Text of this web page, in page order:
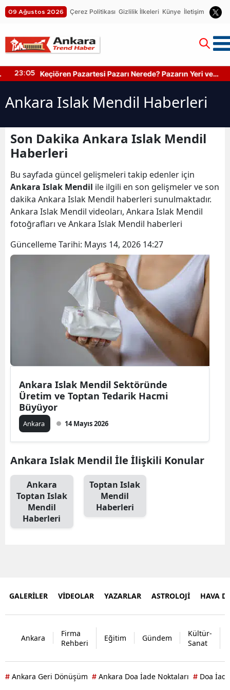
09 Ağustos 2026 Çerez Politikası Gizlilik İlkeleri Künye İletişim
23:05
Keçiören Pazartesi Pazarı Nerede? Pazarın Yeri ve
Ankara Islak Mendil Haberleri
Son Dakika Ankara Islak Mendil
Haberleri
Bu sayfada güncel gelişmeleri takip edenler için
Ankara Islak Mendil ile ilgili en son gelişmeler ve son
dakika Ankara Islak Mendil haberleri sunulmaktadır.
Ankara Islak Mendil videoları, Ankara Islak Mendil
fotoğrafları ve Ankara Islak Mendil haberleri
Güncelleme Tarihi: Mayıs 14, 2026 14:27
Ankara Islak Mendil Sektöründe
Üretim ve Toptan Tedarik Hacmi
Büyüyor
Ankara 14 Mayıs 2026
Ankara Islak Mendil İle İlişkili Konular
Ankara
Toptan Islak
Mendil
Haberleri
Toptan Islak
Mendil
Haberleri
GALERİLER VİDEOLAR YAZARLAR ASTROLOJİ HAVA
Ankara
Firma
Rehberi
Eğitim Gündem
Kültür-
Sanat
# Ankara Geri Dönüşüm # Ankara Doa İade Noktaları # Doa